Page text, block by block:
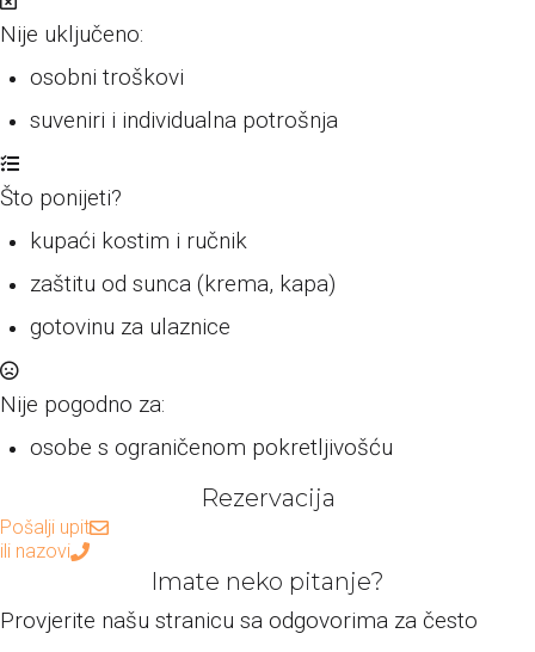
Nije uključeno:
osobni troškovi
suveniri i individualna potrošnja
Što ponijeti?
kupaći kostim i ručnik
zaštitu od sunca (krema, kapa)
gotovinu za ulaznice
Nije pogodno za:
osobe s ograničenom pokretljivošću
Rezervacija
Pošalji upit
ili nazovi
Imate neko pitanje?
Provjerite našu stranicu sa odgovorima za često